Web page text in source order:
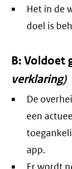
Het in de
doel is
B: Voldoet
verklaring)
De
een
app.